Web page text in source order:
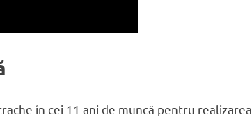
în cei 11 ani de muncă pentru realizarea